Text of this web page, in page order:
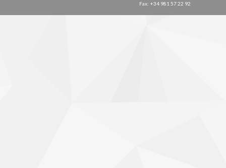
Fax: +34 981 57 22 92